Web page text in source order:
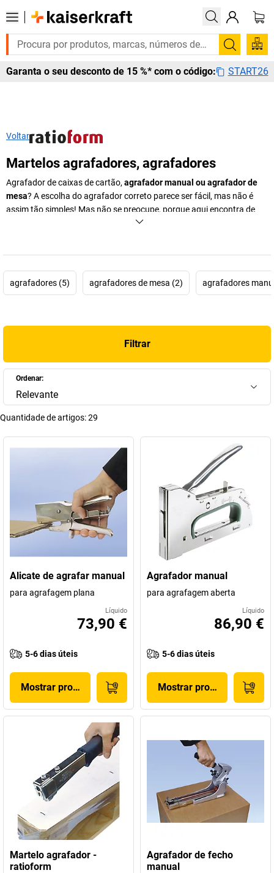
Garanta o seu desconto de 15 %* com o código: START26
Voltar
Martelos agrafadores, agrafadores
Agrafador de caixas de cartão, agrafador manual ou agrafador de
mesa? A escolha do agrafador correto parece ser fácil, mas não é
assim tão simples! Mas não se preocupe, porque aqui encontra de
agrafadores (5) agrafadores de mesa (2) agrafadores
Filtrar
Ordenar:
Relevante
Quantidade de artigos:29
Alicate de agrafar manual
para agrafagem plana
Líquido
73,90 €
5-6 dias úteis
Mostrar produto
Agrafador manual
para agrafagem aberta
Líquido
86,90 €
5-6 dias úteis
Mostrar produto
Martelo agrafador -
ratioform
Agrafador de fecho
manual